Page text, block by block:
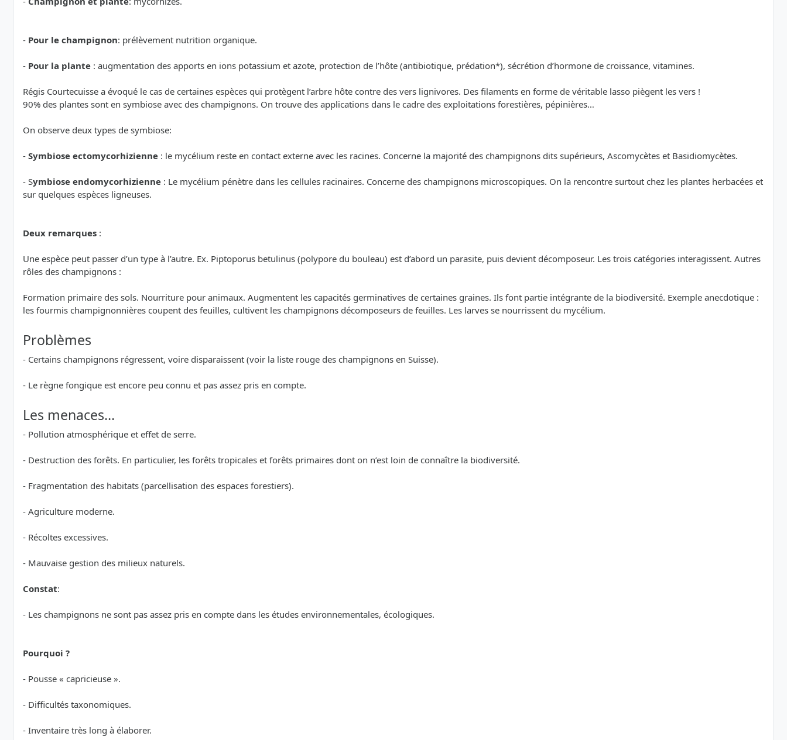
- Pour le champignon: prélèvement nutrition organique.
- Pour la plante : augmentation des apports en ions potassium et azote, protection de l’hôte (antibiotique, prédation*), sécrétion d’hormone de croissance, vitamines.
Régis Courtecuisse a évoqué le cas de certaines espèces qui protègent l’arbre hôte contre des vers lignivores. Des filaments en forme de véritable lasso piègent les vers !
90% des plantes sont en symbiose avec des champignons. On trouve des applications dans le cadre des exploitations forestières, pépinières…
On observe deux types de symbiose:
- Symbiose ectomycorhizienne : le mycélium reste en contact externe avec les racines. Concerne la majorité des champignons dits supérieurs, Ascomycètes et Basidiomycètes.
- Symbiose endomycorhizienne : Le mycélium pénètre dans les cellules racinaires. Concerne des champignons microscopiques. On la rencontre surtout chez les plantes herbacées et
sur quelques espèces ligneuses.
Deux remarques :
Une espèce peut passer d’un type à l’autre. Ex. Piptoporus betulinus (polypore du bouleau) est d’abord un parasite, puis devient décomposeur. Les trois catégories interagissent. Autres
rôles des champignons :
Formation primaire des sols. Nourriture pour animaux. Augmentent les capacités germinatives de certaines graines. Ils font partie intégrante de la biodiversité. Exemple anecdotique :
les fourmis champignonnières coupent des feuilles, cultivent les champignons décomposeurs de feuilles. Les larves se nourrissent du mycélium.
Problèmes
- Certains champignons régressent, voire disparaissent (voir la liste rouge des champignons en Suisse).
- Le règne fongique est encore peu connu et pas assez pris en compte.
Les menaces…
- Pollution atmosphérique et effet de serre.
- Destruction des forêts. En particulier, les forêts tropicales et forêts primaires dont on n’est loin de connaître la biodiversité.
- Fragmentation des habitats (parcellisation des espaces forestiers).
- Agriculture moderne.
- Récoltes excessives.
- Mauvaise gestion des milieux naturels.
Constat:
- Les champignons ne sont pas assez pris en compte dans les études environnementales, écologiques.
Pourquoi ?
- Pousse « capricieuse ».
- Difficultés taxonomiques.
- Inventaire très long à élaborer.